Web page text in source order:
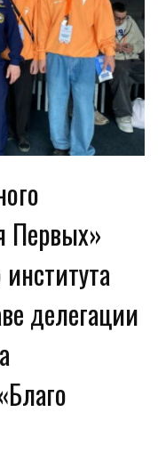
Первых»
делегации